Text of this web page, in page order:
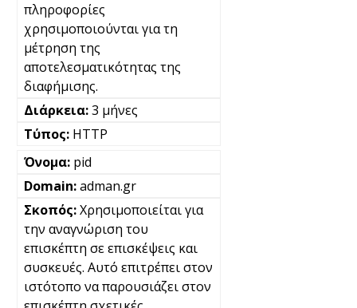
πληροφορίες
χρησιμοποιούνται για τη
μέτρηση της
αποτελεσματικότητας της
διαφήμισης.
3 μήνες
HTTP
pid
adman.gr
Χρησιμοποιείται για
την αναγνώριση του
επισκέπτη σε επισκέψεις και
συσκευές. Αυτό επιτρέπει στον
ιστότοπο να παρουσιάζει στον